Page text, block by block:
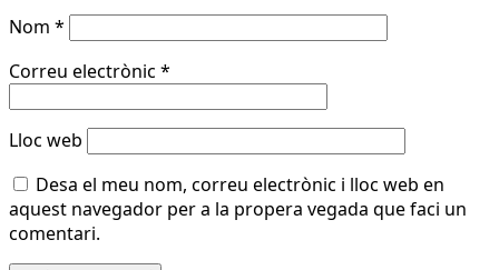
Nom *
Correu electrònic *
Lloc web
Desa el meu nom, correu electrònic i lloc web en
aquest navegador per a la propera vegada que faci un
comentari.